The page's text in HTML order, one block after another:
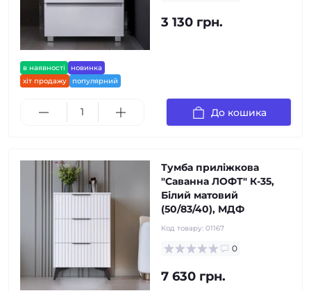
в наявності
новинка
хіт продажу
популярний
3 130 грн.
До кошика
Тумба приліжкова
"Саванна ЛОФТ" К-35,
Білий матовий
(50/83/40), МДФ
Код товару: 01167
0
7 630 грн.